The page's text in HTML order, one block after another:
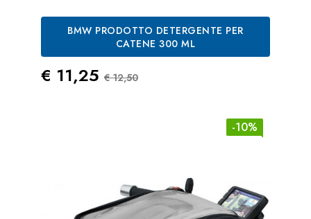
BMW PRODOTTO DETERGENTE PER
CATENE 300 ML
Prezzo
€ 11,25 Prezzo Standard
€ 12,50
-10%